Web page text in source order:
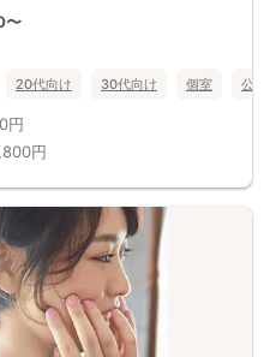
〜
20代向け 30代向け 個室 公
円
円